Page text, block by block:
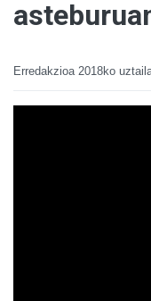
Erredakzioa 2018ko